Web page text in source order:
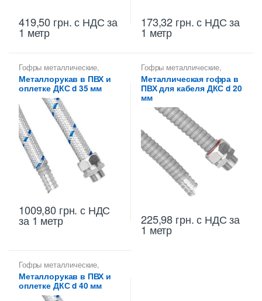
419,50 грн.с НДС за
1 метр
173,32 грн.с НДС за
1 метр
Гофры металлические,
Металлорукава 35 мм,
Металлорукава для защиты
кабеля,Металлорукава
оцинкованные
Металлорукав в ПВХ и
оплетке ДКС d 35 мм
1009,80 грн. с НДС
за 1 метр
Гофры металлические,
Металлорукава 20 мм,
Металлорукава для защиты
кабеля,Металлорукава
оцинкованные
Металлическая гофра в
ПВХ для кабеля ДКС d 20
мм
225,98 грн.с НДС за
1 метр
Гофры металлические,
Металлорукава 40 мм,
Металлорукава для защиты
кабеля,Металлорукава
оцинкованные
Металлорукав в ПВХ и
оплетке ДКС d 40 мм